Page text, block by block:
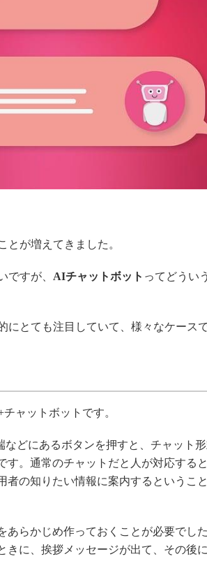
が増えてきました。
ですが、 AIチャットボット ってどうい
にとても注目していて、様々なケース
ャットボットです。
などにあるボタンを押すと、チャット
す。通常のチャットだと人が対応する
者の知りたい情報に案内するというこ
らかじめ作っておくことが必要でした
きに、挨拶メッセージが出て、その後